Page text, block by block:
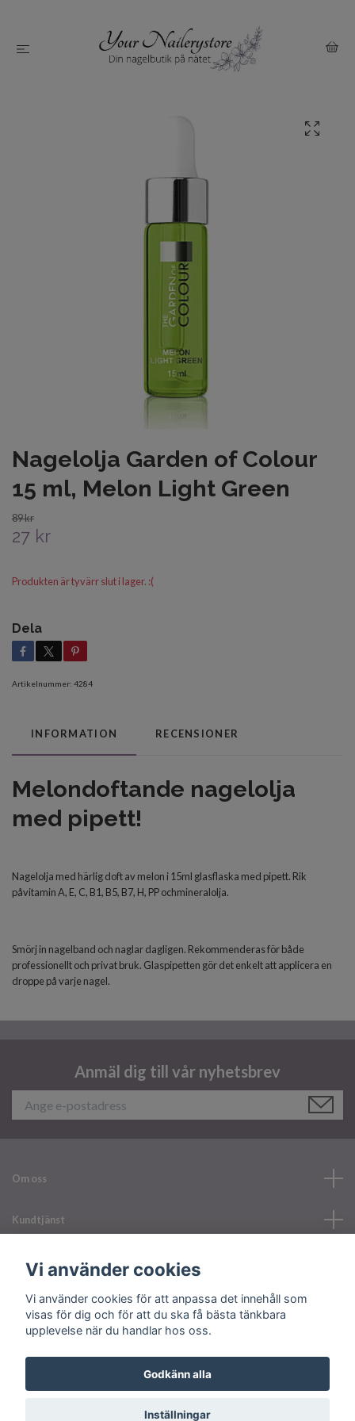
Nagelolja Garden of Colour
15 ml, Melon Light Green
89 kr
27 kr
Produkten är tyvärr slut i lager. :(
Dela
Artikelnummer: 4284
INFORMATION RECENSIONER
Melondoftande nagelolja
med pipett!
Nagelolja med härlig doft av melon i 15ml glasflaska med pipett. Rik
påvitamin A, E, C, B1, B5, B7, H, PP ochmineralolja.
Smörj in nagelband och naglar dagligen. Rekommenderas för både
professionellt och privat bruk. Glaspipetten gör det enkelt att applicera en
droppe på varje nagel.
Anmäl dig till vår nyhetsbrev
Om oss
Kundtjänst
Läs mer
Sociala medier
© 2026 Your Nailerystore
Vi använder cookies
Vi använder cookies för att anpassa det innehåll som
visas för dig och för att du ska få bästa tänkbara
upplevelse när du handlar hos oss.
Godkänn alla
Inställningar